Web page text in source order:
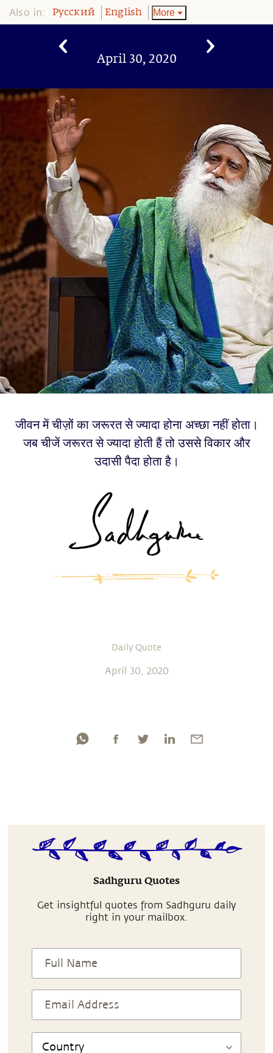
Also in: Pусский English More
April 30, 2020
जीवन में चीज़ों का जरूरत से ज्यादा होना अच्छा नहीं होता।
जब चीजें जरूरत से ज्यादा होती हैं तो उससे विकार और
उदासी पैदा होता है।
Daily Quote
April 30, 2020
Sadhguru Quotes
Get insightful quotes from Sadhguru daily
right in your mailbox.